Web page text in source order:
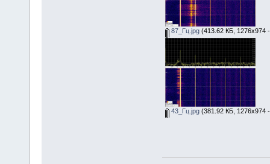
87_Гц.jpg(413.62 КБ, 1276x974
43_Гц.jpg(381.92 КБ, 1276x974